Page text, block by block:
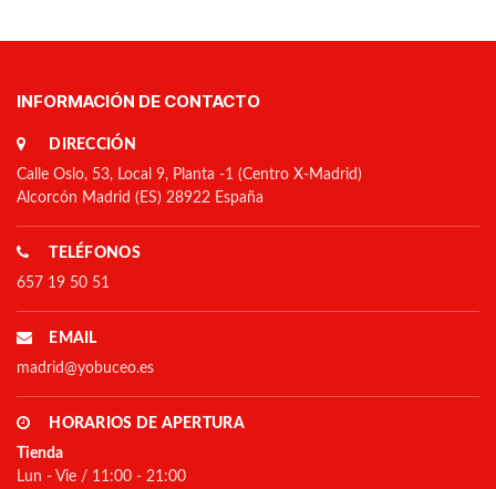
INFORMACIÓN DE CONTACTO
DIRECCIÓN
Calle Oslo, 53, Local 9, Planta -1 (Centro X-Madrid)
Alcorcón Madrid (ES) 28922 España
TELÉFONOS
657 19 50 51
EMAIL
madrid@yobuceo.es
HORARIOS DE APERTURA
Tienda
Lun - Vie / 11:00 - 21:00